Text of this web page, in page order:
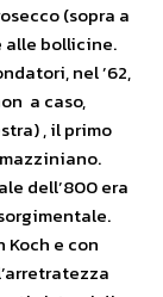
(sopra a
alle bollicine.
nel ’62,
a caso,
, il primo
dell’800 era
e con